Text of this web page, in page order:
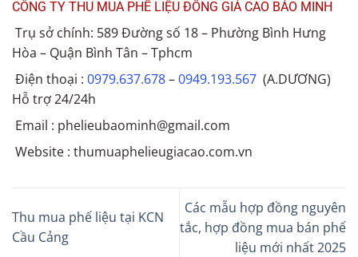
CÔNG TY THU MUA PHẾ LIỆU ĐỒNG GIÁ CAO BẢO MINH
Trụ sở chính: 589 Đường số 18 – Phường Bình Hưng
Hòa – Quận Bình Tân – Tphcm
Điện thoại : 0979.637.678–0949.193.567 (A.DƯƠNG)
Hỗ trợ 24/24h
Email : phelieubaominh@gmail.com
Website : thumuaphelieugiacao.com.vn
Thu mua phế liệu tại KCN
Cầu Cảng
Các mẫu hợp đồng nguyên
tắc, hợp đồng mua bán phế
liệu mới nhất 2025